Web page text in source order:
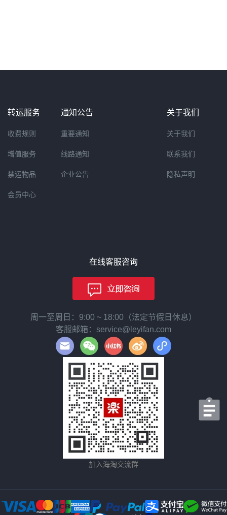
转运服务
收费规则
增值服务
禁运物品
会员中心
通知公告
重要通知
线路通知
企业公告
关于我们
关于我们
联系我们
隐私声明
在线客服咨询
周一至周日：9:00 ~ 18:00（法定节假日休息）
客服邮箱：service@leyifan.com
加入海淘交流群